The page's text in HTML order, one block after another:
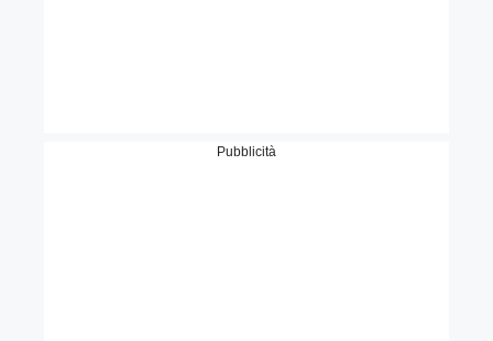
Pubblicità